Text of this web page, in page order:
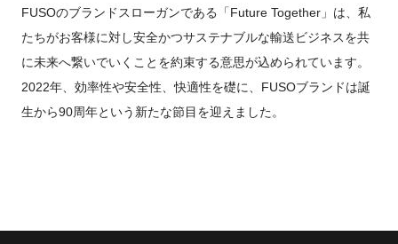
FUSOのブランドスローガンである「Future Together」は、私
たちがお客様に対し安全かつサステナブルな輸送ビジネスを共
に未来へ繋いでいくことを約束する意思が込められています。
2022年、効率性や安全性、快適性を礎に、FUSOブランドは誕
生から90周年という新たな節目を迎えました。